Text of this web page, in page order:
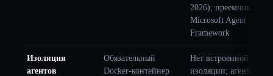
2026); преемник —
Microsoft Agent
Framework
Изоляция
агентов
Обязательный
Docker-контейнер
Нет встроенной
изоляции; агенты